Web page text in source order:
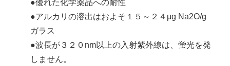
●優れた化学薬品への耐性
●アルカリの溶出はおよそ１５～２４μg Na2O/g
ガラス
●波長が３２０nm以上の入射紫外線は、蛍光を発
しません。